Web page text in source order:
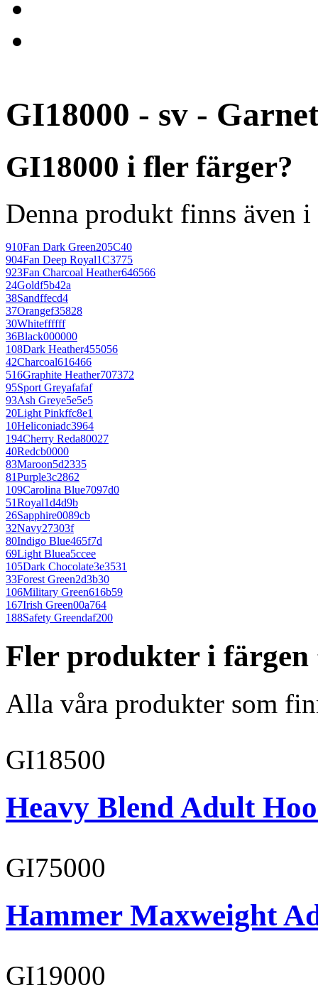
GI18000 - sv -
GI18000 i fler färger?
Denna produkt finns även
910Fan Dark Green205C40
904Fan Deep Royal1C3775
923Fan Charcoal Heather646566
24Goldf5b42a
38Sandffecd4
37Orangef35828
30Whiteffffff
36Black000000
108Dark Heather455056
42Charcoal616466
516Graphite Heather707372
95Sport Greyafafaf
93Ash Greye5e5e5
20Light Pinkffc8e1
10Heliconiadc3964
194Cherry Reda80027
40Redcb0000
83Maroon5d2335
81Purple3c2862
109Carolina Blue7097d0
51Royal1d4d9b
26Sapphire0089cb
32Navy27303f
80Indigo Blue465f7d
69Light Bluea5ccee
105Dark Chocolate3e3531
33Forest Green2d3b30
106Military Green616b59
167Irish Green00a764
188Safety Greendaf200
Fler produkter i färgen
Alla våra produkter som
GI18500
Heavy Blend Adult
GI75000
Hammer Maxweight
GI19000